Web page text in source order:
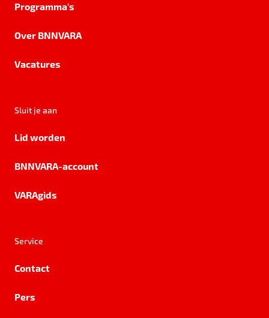
Programma's
Over BNNVARA
Vacatures
Sluit je aan
Lid worden
BNNVARA-account
VARAgids
Service
Contact
Pers